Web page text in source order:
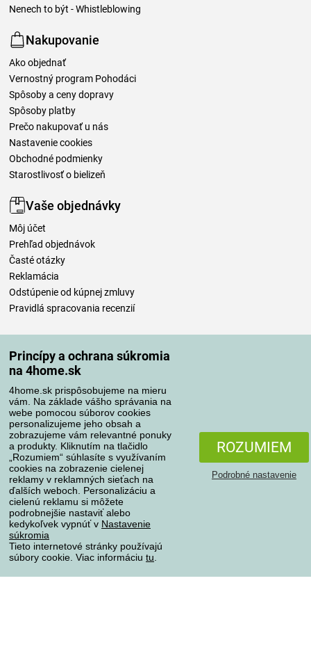
Princípy a ochrana súkromia
na 4home.sk
4home.sk prispôsobujeme na mieru
vám. Na základe vášho správania na
webe pomocou súborov cookies
personalizujeme jeho obsah a
zobrazujeme vám relevantné ponuky
a produkty. Kliknutím na tlačidlo
„Rozumiem“ súhlasíte s využívaním
cookies na zobrazenie cielenej
reklamy v reklamných sieťach na
ďalších weboch. Personalizáciu a
cielenú reklamu si môžete
podrobnejšie nastaviť alebo
kedykoľvek vypnúť v Nastavenie
súkromia
Tieto internetové stránky používajú
súbory cookie. Viac informáciu tu
ROZUMIEM
Podrobné nastavenie
Nenech to být - Whistleblowing
Nakupovanie
Ako objednať
Vernostný program Pohodáci
Spôsoby a ceny dopravy
Spôsoby platby
Prečo nakupovať u nás
Nastavenie cookies
Obchodné podmienky
Starostlivosť o bielizeň
Vaše objednávky
Môj účet
Prehľad objednávok
Časté otázky
Reklamácia
Odstúpenie od kúpnej zmluvy
Pravidlá spracovania recenzií
Spôsoby platby
Spoľahlivý obchod